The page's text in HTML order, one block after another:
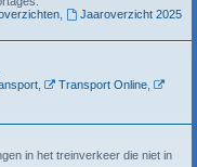
,
Jaaroverzicht 2025
, Transport Online,
in het treinverkeer die niet in